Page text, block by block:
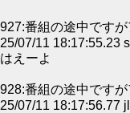
927:番組の途中です
25/07/11 18:17:55.23
はえーよ
928:番組の途中です
25/07/11 18:17:56.77